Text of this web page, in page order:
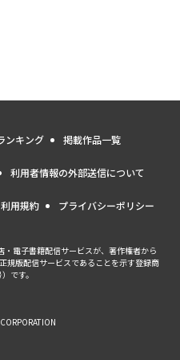
ンキング 掲載作品一覧
利用者情報の外部送信について
利用規約 プライバシーポリシー
・電子書籍配信サービスが、著作権者から
規版配信サービスであることを示す登録商
です。